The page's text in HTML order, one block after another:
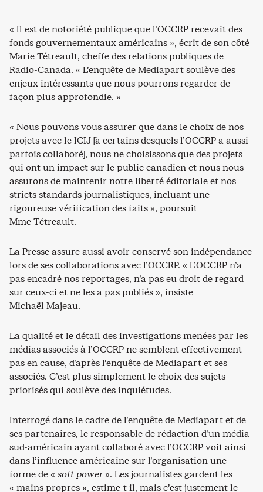
« Il est de notoriété publique que l’OCCRP recevait des
fonds gouvernementaux américains », écrit de son côté
Marie Tétreault, cheffe des relations publiques de
Radio-Canada. « L’enquête de Mediapart soulève des
enjeux intéressants que nous pourrons regarder de
façon plus approfondie. »
« Nous pouvons vous assurer que dans le choix de nos
projets avec le ICIJ [à certains desquels l’OCCRP a aussi
parfois collaboré], nous ne choisissons que des projets
qui ont un impact sur le public canadien et nous nous
assurons de maintenir notre liberté éditoriale et nos
stricts standards journalistiques, incluant une
rigoureuse vérification des faits », poursuit
Mme Tétreault.
La Presse assure aussi avoir conservé son indépendance
lors de ses collaborations avec l’OCCRP. « L’OCCRP n’a
pas encadré nos reportages, n’a pas eu droit de regard
sur ceux-ci et ne les a pas publiés », insiste
Michaël Majeau.
La qualité et le détail des investigations menées par les
médias associés à l’OCCRP ne semblent effectivement
pas en cause, d’après l’enquête de Mediapart et ses
associés. C’est plus simplement le choix des sujets
priorisés qui soulève des inquiétudes.
Interrogé dans le cadre de l’enquête de Mediapart et de
ses partenaires, le responsable de rédaction d’un média
sud-américain ayant collaboré avec l’OCCRP voit ainsi
dans l’influence américaine sur l’organisation une
forme de « soft power». Les journalistes gardent les
« mains propres », estime-t-il, mais c’est justement le